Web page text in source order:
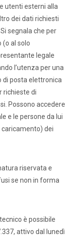
utenti esterni alla
dei dati richiesti
segnala che per
(o al solo
legale
l’utenza per una
di posta elettronica
richieste di
Possono accedere
e le persone da lui
dei
riservata e
se non in forma
è possibile
attivo dal lunedì